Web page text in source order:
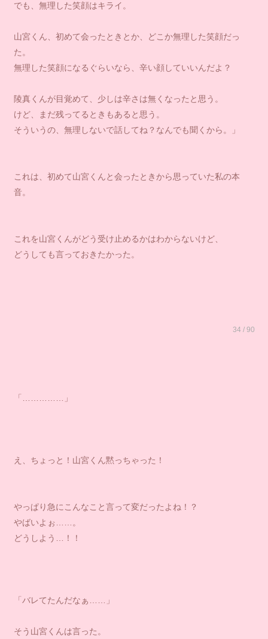
でも、無理した笑顔はキライ。
山宮くん、初めて会ったときとか、どこか無理した笑顔だっ
た。
無理した笑顔になるぐらいなら、辛い顔していいんだよ？
陵真くんが目覚めて、少しは辛さは無くなったと思う。
けど、まだ残ってるときもあると思う。
そういうの、無理しないで話してね？なんでも聞くから。」
これは、初めて山宮くんと会ったときから思っていた私の本
音。
これを山宮くんがどう受け止めるかはわからないけど、
どうしても言っておきたかった。
34 / 90
「……………」
え、ちょっと！山宮くん黙っちゃった！
やっぱり急にこんなこと言って変だったよね！？
やばいよぉ……。
どうしよう…！！
「バレてたんだなぁ……」
そう山宮くんは言った。